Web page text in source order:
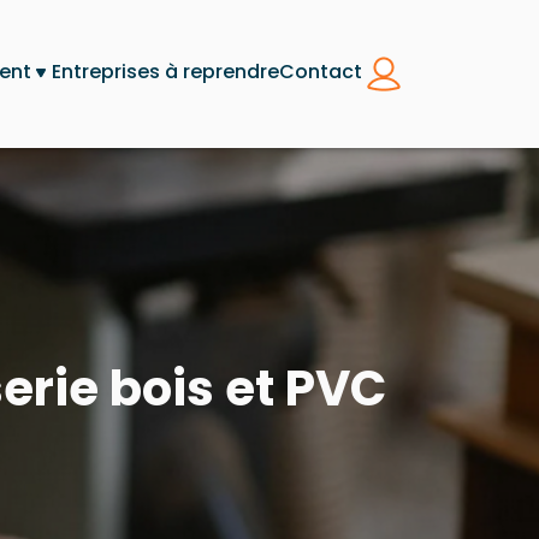
Entreprises à reprendreContact
bois et PVC